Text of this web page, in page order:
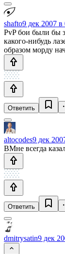
shafto9 дек 2007 в
PvP бои были бы
какого-нибудь
образом морду
Ответить
altocodes9 дек
ВМне всегда
Ответить
dmitrysatin9 дек